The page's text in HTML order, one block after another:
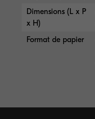
Dimensions (L x P
x H)
Format de papier